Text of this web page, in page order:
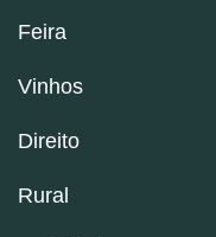
Feira
Vinhos
Direito
Rural